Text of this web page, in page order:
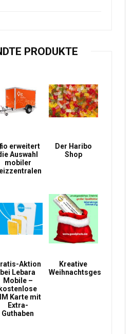
PRODUKTE
erweitert
Auswahl
mobiler
Der Haribo
Shop
Aktion
bei Lebara
Mobile –
kostenlose
Karte mit
Extra-
Guthaben
Kreative
Weihnachtsgeschenke